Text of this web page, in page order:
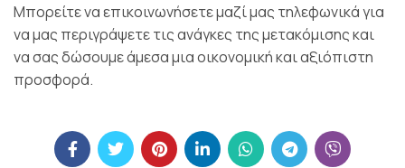
Μπορείτε να επικοινωνήσετε μαζί μας τηλεφωνικά για
να μας περιγράψετε τις ανάγκες της μετακόμισης και
να σας δώσουμε άμεσα μια οικονομική και αξιόπιστη
προσφορά.